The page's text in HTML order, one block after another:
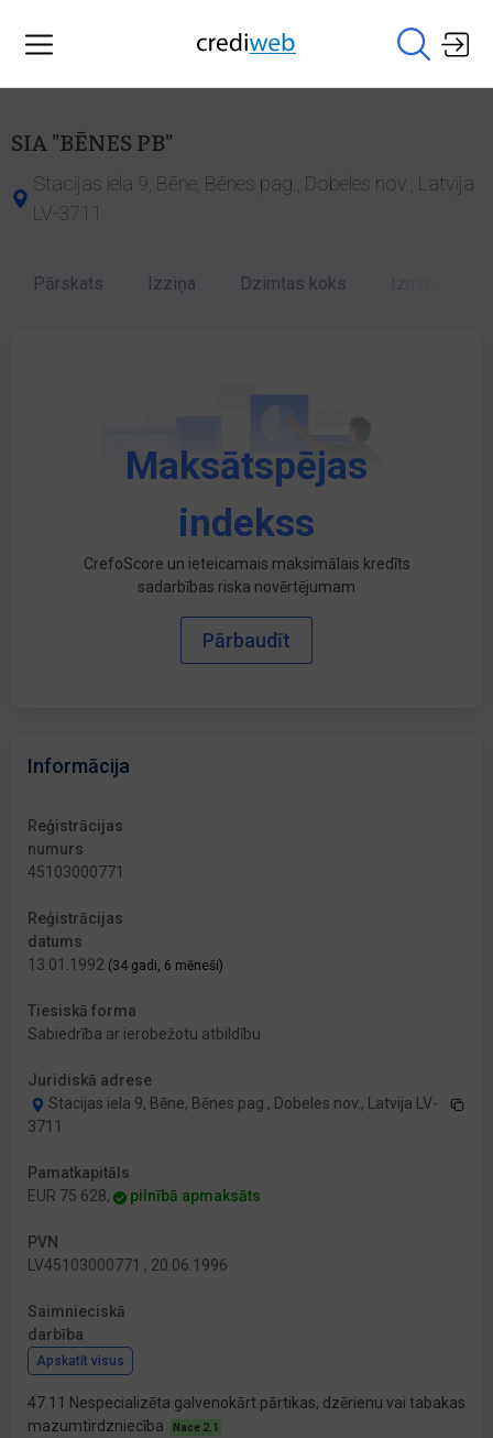
SIA "BĒNES PB"
Stacijas iela 9, Bēne, Bēnes pag., Dobeles nov., Latvija
LV-3711
Pārskats Izziņa Dzimtas koks
Maksātspējas
indekss
CrefoScore un ieteicamais maksimālais kredīts
sadarbības riska novērtējumam
Pārbaudīt
Informācija
Reģistrācijas
numurs
45103000771
Reģistrācijas
datums
13.01.1992 (34 gadi, 6 mēneši)
Tiesiskā forma
Sabiedrība ar ierobežotu atbildību
Juridiskā adrese
Stacijas iela 9, Bēne, Bēnes pag., Dobeles nov., Latvija LV-
3711
Pamatkapitāls
EUR 75 628,
pilnībā apmaksāts
PVN
LV45103000771 , 20.06.1996
Saimnieciskā
darbība
Apskatīt visus
47.11 Nespecializēta galvenokārt pārtikas, dzērienu vai tabakas
mazumtirdzniecība
Nace 2.1